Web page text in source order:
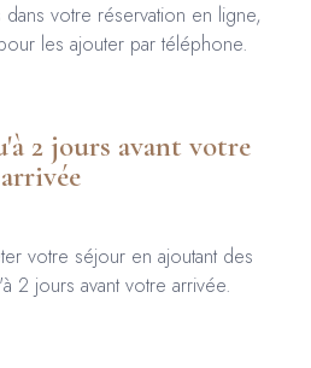
votre réservation en ligne,
les ajouter par téléphone.
2 jours avant votre
arrivée
votre séjour en ajoutant des
2 jours avant votre arrivée.